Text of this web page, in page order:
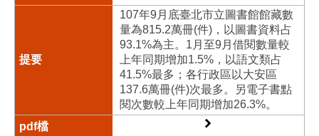
107年9月底臺北市立圖書館館藏數
量為815.2萬冊(件)，以圖書資料占
93.1%為主。1月至9月借閱數量較
上年同期增加1.5%，以語文類占
41.5%最多；各行政區以大安區
137.6萬冊(件)次最多。另電子書點
閱次數較上年同期增加26.3%。